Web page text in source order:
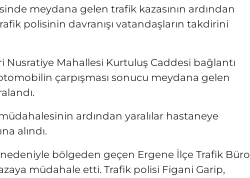
meydana gelen trafik kazasının ardından
polisinin davranışı vatandaşların takdirini
Nusratiye Mahallesi Kurtuluş Caddesi bağlantı
çarpışması sonucu meydana gelen
ardından yaralılar hastaneye
alındı.
nedeniyle bölgeden geçen Ergene İlçe Trafik Büro
müdahale etti. Trafik polisi Figani Garip,